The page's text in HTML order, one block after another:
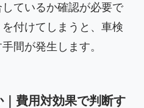
ているか確認が必要で
付けてしまうと、車検
間が発生します。
費用対効果で判断す